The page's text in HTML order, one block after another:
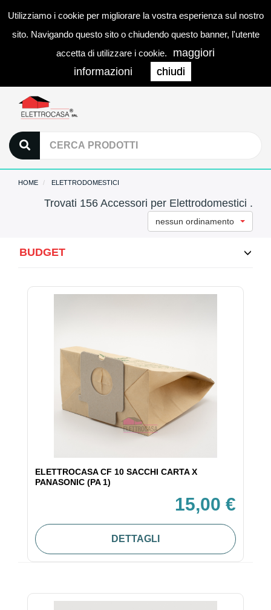
Utilizziamo i cookie per migliorare la vostra esperienza sul nostro
sito. Navigando questo sito o chiudendo questo banner, l'utente
accetta di utilizzare i cookie.
maggiori
informazioni
chiudi
0
HOME ELETTRODOMESTICI
Trovati 156 Accessori per Elettrodomestici .
nessun ordinamento
BUDGET
ELETTROCASA CF 10 SACCHI CARTA X
PANASONIC (PA 1)
15,00 €
DETTAGLI